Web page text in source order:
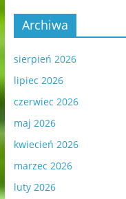
Archiwa
sierpień 2026
lipiec 2026
czerwiec 2026
maj 2026
kwiecień 2026
marzec 2026
luty 2026